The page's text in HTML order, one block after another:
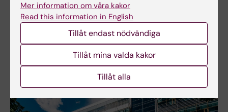
Besök på
Röntgensjuksköterskeprogrammets
VR-simuleringslabb
Mer information om våra kakor
Read this information in English
Tillåt endast nödvändiga
Tillåt mina valda kakor
Tillåt alla